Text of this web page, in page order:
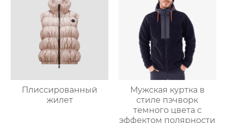
Плиссированный
жилет
Мужская куртка в
стиле пэчворк
темного цвета с
эффектом полярности